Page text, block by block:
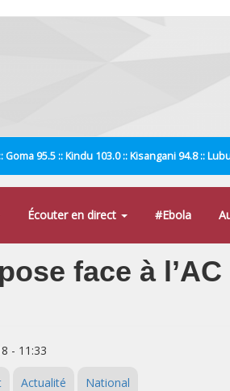
Goma 95.5 :: Kindu 103.0 :: Kisangani 94.8 ::
Écouter en direct #Ebola
face à
- 11:33
Actualité National